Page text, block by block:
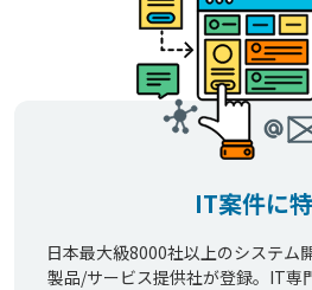
IT案件に
日本最大級8000社以上のシステム
製品/サービス提供社が登録。IT専